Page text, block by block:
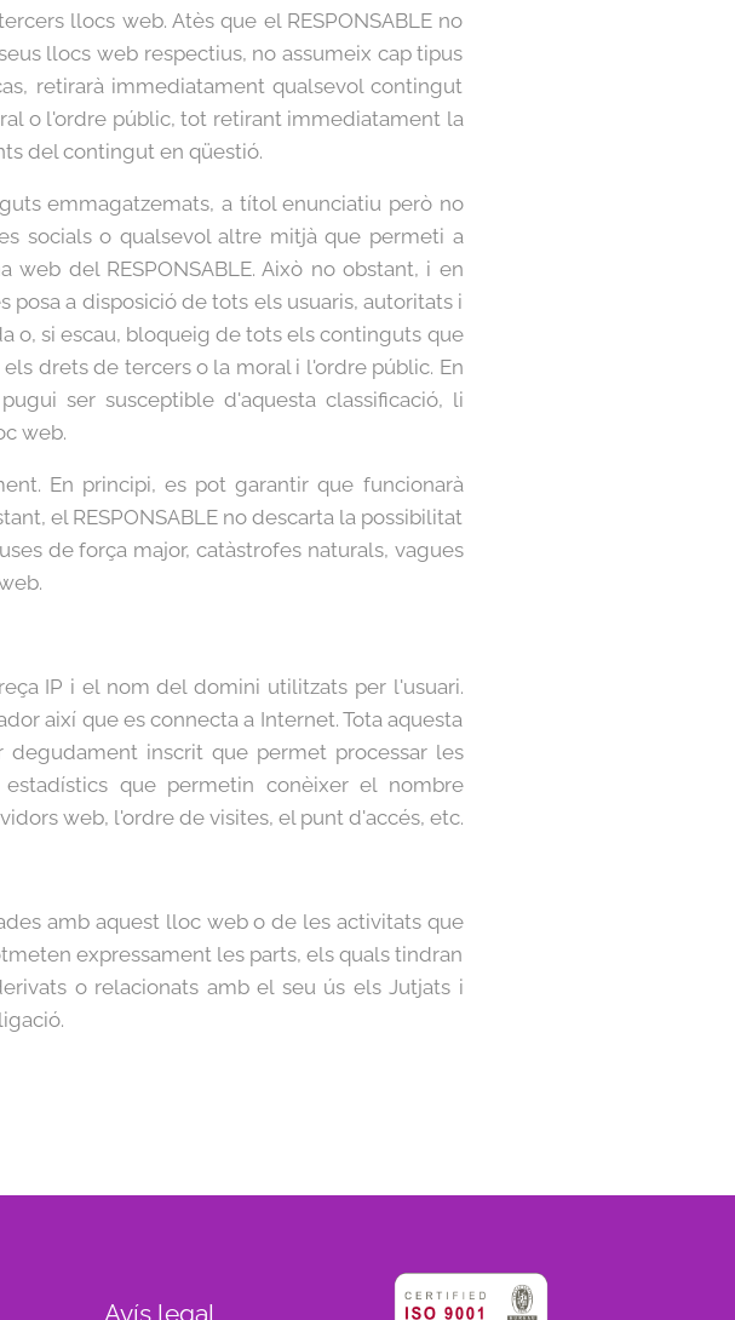
llocs web. Atès que el RESPONSABLE no
llocs web respectius, no assumeix cap tipus
retirarà immediatament qualsevol contingut
o l'ordre públic, tot retirant immediatament la
del contingut en qüestió.
emmagatzemats, a títol enunciatiu però no
socials o qualsevol altre mitjà que permeti a
del RESPONSABLE. Això no obstant, i en
posa a disposició de tots els usuaris, autoritats i
o, si escau, bloqueig de tots els continguts que
drets de tercers o la moral i l'ordre públic. En
ser susceptible d'aquesta classificació, li
web.
En principi, es pot garantir que funcionarà
el RESPONSABLE no descarta la possibilitat
de força major, catàstrofes naturals, vagues
IP i el nom del domini utilitzats per l'usuari.
així que es connecta a Internet. Tota aquesta
inscrit que permet processar les
que permetin conèixer el nombre
web, l'ordre de visites, el punt d'accés, etc.
amb aquest lloc web o de les activitats que
expressament les parts, els quals tindran
o relacionats amb el seu ús els Jutjats i
Avís legal